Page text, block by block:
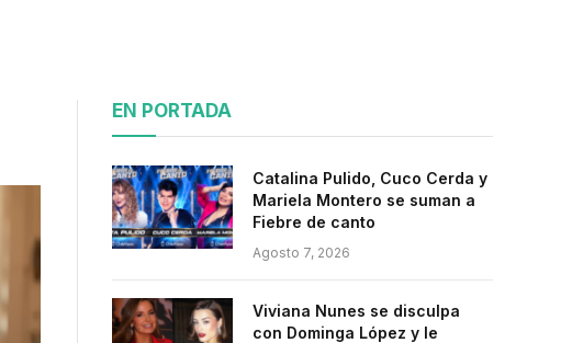
EN PORTADA
Catalina Pulido, Cuco Cerda y
Mariela Montero se suman a
Fiebre de canto
Agosto 7, 2026
Viviana Nunes se disculpa
con Dominga López y le